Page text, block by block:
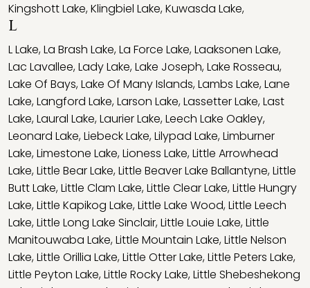
Kingshott Lake,Klingbiel Lake,Kuwasda Lake,
L
L Lake,La Brash Lake,La Force Lake,Laaksonen Lake,
Lac Lavallee,Lady Lake,Lake Joseph,Lake Rosseau,
Lake Of Bays,Lake Of Many Islands,Lambs Lake,Lane
Lake,Langford Lake,Larson Lake,Lassetter Lake,Last
Lake,Laural Lake,Laurier Lake,Leech Lake Oakley,
Leonard Lake,Liebeck Lake,Lilypad Lake,Limburner
Lake,Limestone Lake,Lioness Lake,Little Arrowhead
Lake,Little Bear Lake,Little Beaver Lake Ballantyne,Little
Butt Lake,Little Clam Lake,Little Clear Lake,Little Hungry
Lake,Little Kapikog Lake,Little Lake Wood,Little Leech
Lake,Little Long Lake Sinclair,Little Louie Lake,Little
Manitouwaba Lake,Little Mountain Lake,Little Nelson
Lake,Little Orillia Lake,Little Otter Lake,Little Peters Lake,
Little Peyton Lake,Little Rocky Lake,Little Shebeshekong